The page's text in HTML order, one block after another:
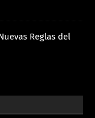
Reglas del